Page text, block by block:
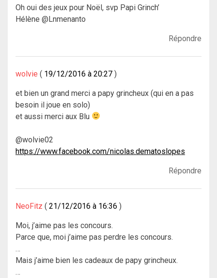
Oh oui des jeux pour Noël, svp Papi Grinch’
Hélène @Lnmenanto
Répondre
wolvie 19/12/2016 à 20:27
et bien un grand merci a papy grincheux (qui en a pas
besoin il joue en solo)
et aussi merci aux Blu
@wolvie02
https://www.facebook.com/nicolas.dematoslopes
Répondre
NeoFitz 21/12/2016 à 16:36
Moi, j’aime pas les concours.
Parce que, moi j’aime pas perdre les concours.
…
Mais j’aime bien les cadeaux de papy grincheux.
…